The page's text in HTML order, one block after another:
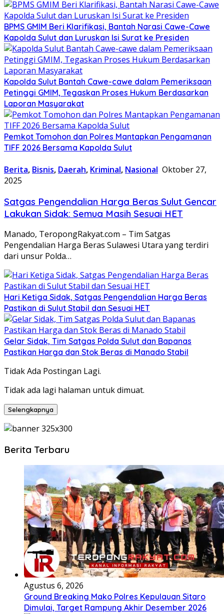
BPMS GMIM Beri Klarifikasi, Bantah Narasi Cawe-Cawe
Kapolda Sulut dan Luruskan Isi Surat ke Presiden
Kapolda Sulut Bantah Cawe-cawe dalam Pemeriksaan
Petinggi GMIM, Tegaskan Proses Hukum Berdasarkan
Laporan Masyarakat
​Pemkot Tomohon dan Polres Mantapkan Pengamanan
TIFF 2026 Bersama Kapolda Sulut
Berita, Bisnis, Daerah, Kriminal, Nasional Oktober 27,
2025
Satgas Pengendalian Harga Beras Sulut Gencar
Lakukan Sidak: Semua Masih Sesuai HET
Manado, TeropongRakyat.com – Tim Satgas
Pengendalian Harga Beras Sulawesi Utara yang terdiri
dari unsur Polda…
Hari Ketiga Sidak, Satgas Pengendalian Harga Beras
Pastikan di Sulut Stabil dan Sesuai HET
Gelar Sidak, Tim Satgas Polda Sulut dan Bapanas
Pastikan Harga dan Stok Beras di Manado Stabil
Tidak Ada Postingan Lagi.
Tidak ada lagi halaman untuk dimuat.
Selengkapnya
Berita Terbaru
Agustus 6, 2026
Ground Breaking Mako Polres Kepulauan Sitaro
Dimulai, Target Rampung Akhir Desember 2026